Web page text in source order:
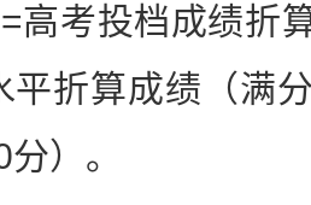
高考投档成绩折
平折算成绩（满
）。